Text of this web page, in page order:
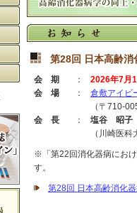
第28回 日本高齢消
会期 ：
2026年7月
会場
：
倉敷アイビ
（〒710-
会長
：
塩谷 昭子
（川崎医科
※「第22回消化器病にお
す。
第28回 日本高齢消化